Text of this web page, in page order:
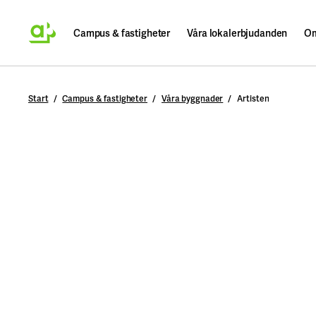
Campus & fastigheter Våra lokalerbjudanden
Sök
Start Campus & fastigheter Våra byggnader Artisten